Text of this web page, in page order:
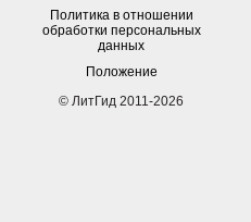
Политика в отношении
обработки персональных
данных
Положение
© ЛитГид 2011-2026